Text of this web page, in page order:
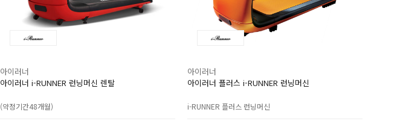
아이러너
아이러너 i-RUNNER 런닝머신 렌탈
(약정기간48개월)
아이러너
아이러너 플러스 i-RUNNER 런닝머신
i-RUNNER 플러스 런닝머신